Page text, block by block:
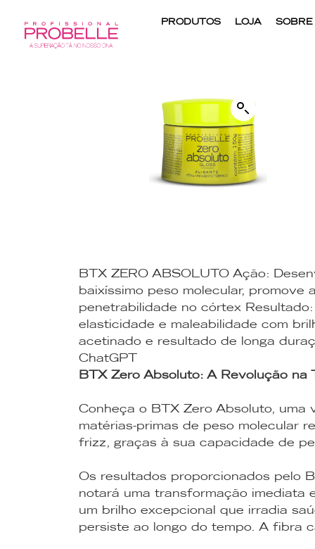
PRODUTOS LOJA SOBRE
BTX ZERO ABSOLUTO Ação:
baixíssimo peso molecular,
penetrabilidade no córtex
elasticidade e maleabilidade com
acetinado e resultado de longa
ChatGPT
BTX Zero Absoluto: A Revolução na
Conheça o BTX Zero Absoluto,
matérias-primas de peso molecular
frizz, graças à sua capacidade de
Os resultados proporcionados pelo
notará uma transformação imediata
um brilho excepcional que irradia
persiste ao longo do tempo. A fibra